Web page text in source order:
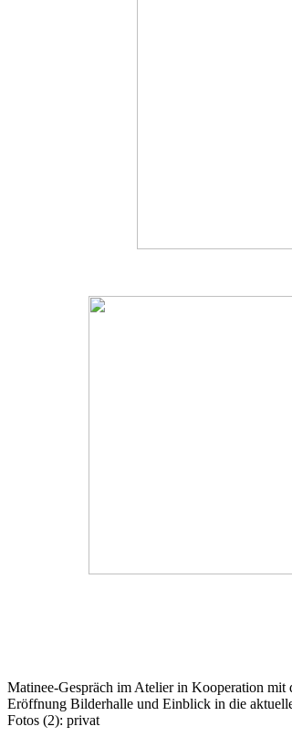
Matinee-Gespräch im Atelier in Kooperation mit
Eröffnung Bilderhalle und Einblick in die
Fotos (2): privat